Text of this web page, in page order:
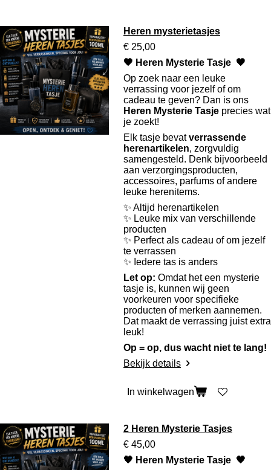
Heren mysterietasjes
€ 25,00
🖤 Heren Mysterie Tasje 🖤
Op zoek naar een leuke
verrassing voor jezelf of om
cadeau te geven? Dan is ons
Heren Mysterie Tasje precies wat
je zoekt!
Elk tasje bevatverrassende
herenartikelen, zorgvuldig
samengesteld. Denk bijvoorbeeld
aan verzorgingsproducten,
accessoires, parfums of andere
leuke herenitems.
✨ Altijd herenartikelen
✨ Leuke mix van verschillende
producten
✨ Perfect als cadeau of om jezelf
te verrassen
✨ Iedere tas is anders
Let op: Omdat het een mysterie
tasje is, kunnen wij geen
voorkeuren voor specifieke
producten of merken aannemen.
Dat maakt de verrassing juist extra
leuk!
Op = op, dus wacht niet te lang!
Bekijk details
In winkelwagen
2 Heren Mysterie Tasjes
€ 45,00
🖤 Heren Mysterie Tasje 🖤